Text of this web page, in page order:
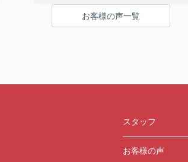
A.とても良い
Q3：物件の決め手となったポイントは？
D.築年数 G.その他（場所）
お客様の声一覧
スタッフ
お客様の声